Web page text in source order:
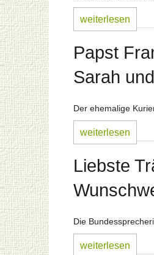
weiterlesen
Papst
Sarah
Der ehemalige
weiterlesen
Liebste
Die
weiterlesen